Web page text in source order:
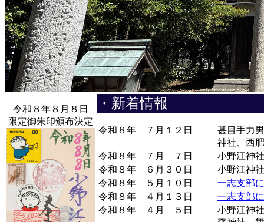
令和８年８月８日
限定御朱印頒布決定
・新着情報
令和８年 ７月１２日
甚目手力
神社、西
令和８年 ７月 ７日
小野江神
令和８年 ６月３０日
小野江神
令和８年 ５月１０日
一志支部
令和８年 ４月１３日
一志支部
令和８年 ４月 ５日
小野江神